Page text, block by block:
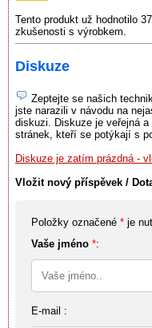
Tento produkt už hodnotilo
zkušenosti s výrobkem.
Diskuze
Zeptejte se našich
jste narazili v návodu na
diskuzi. Diskuze je veřejná
stránek, kteří se potýkají s
Diskuze je zatím prázdná -
Vložit nový příspěvek /
Položky označené * je
Vaše jméno *:
E-mail :